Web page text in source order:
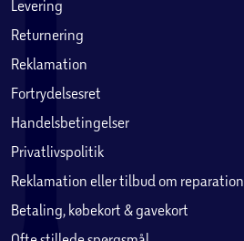
Levering
Returnering
Reklamation
Fortrydelsesret
Handelsbetingelser
Privatlivspolitik
Reklamation eller tilbud om reparation
Betaling, købekort & gavekort